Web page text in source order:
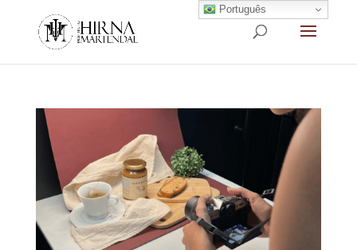
Português